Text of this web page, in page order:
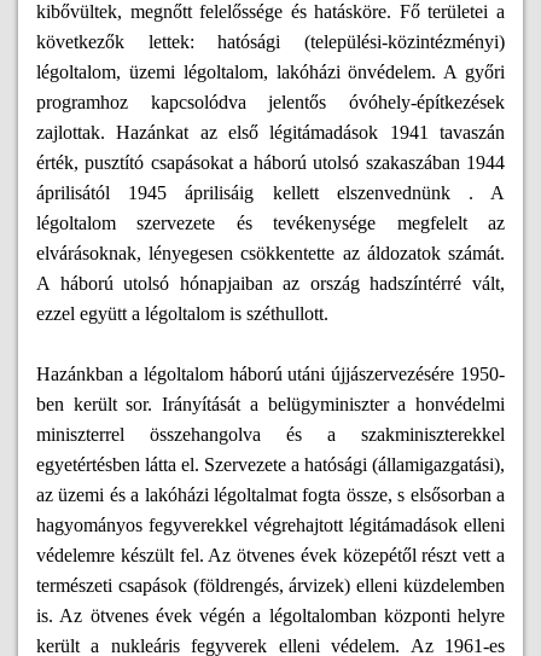
kibővültek, megnőtt felelőssége és hatásköre. Fő területei a
következők lettek: hatósági (települési-közintézményi)
légoltalom, üzemi légoltalom, lakóházi önvédelem. A győri
programhoz kapcsolódva jelentős óvóhely-építkezések
zajlottak. Hazánkat az első légitámadások 1941 tavaszán
érték, pusztító csapásokat a háború utolsó szakaszában 1944
áprilisától 1945 áprilisáig kellett elszenvednünk . A
légoltalom szervezete és tevékenysége megfelelt az
elvárásoknak, lényegesen csökkentette az áldozatok számát.
A háború utolsó hónapjaiban az ország hadszíntérré vált,
ezzel együtt a légoltalom is széthullott.
Hazánkban a légoltalom háború utáni újjászervezésére 1950-
ben került sor. Irányítását a belügyminiszter a honvédelmi
miniszterrel összehangolva és a szakminiszterekkel
egyetértésben látta el. Szervezete a hatósági (államigazgatási),
az üzemi és a lakóházi légoltalmat fogta össze, s elsősorban a
hagyományos fegyverekkel végrehajtott légitámadások elleni
védelemre készült fel. Az ötvenes évek közepétől részt vett a
természeti csapások (földrengés, árvizek) elleni küzdelemben
is. Az ötvenes évek végén a légoltalomban központi helyre
került a nukleáris fegyverek elleni védelem. Az 1961-es